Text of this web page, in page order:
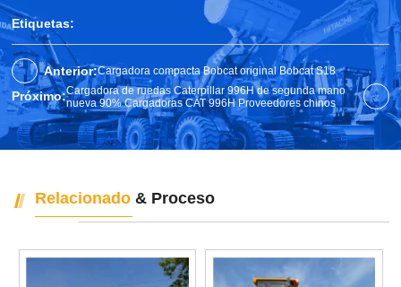
Etiquetas:
Anterior:Cargadora compacta Bobcat original Bobcat S18
Próximo:Cargadora de ruedas Caterpillar 996H de segunda mano
nueva 90% Cargadoras CAT 996H Proveedores chinos
Relacionado & Proceso